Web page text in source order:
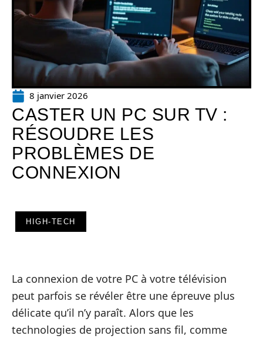
8 janvier 2026
CASTER UN PC SUR TV :
RÉSOUDRE LES
PROBLÈMES DE
CONNEXION
HIGH-TECH
La connexion de votre PC à votre télévision
peut parfois se révéler être une épreuve plus
délicate qu’il n’y paraît. Alors que les
technologies de projection sans fil, comme